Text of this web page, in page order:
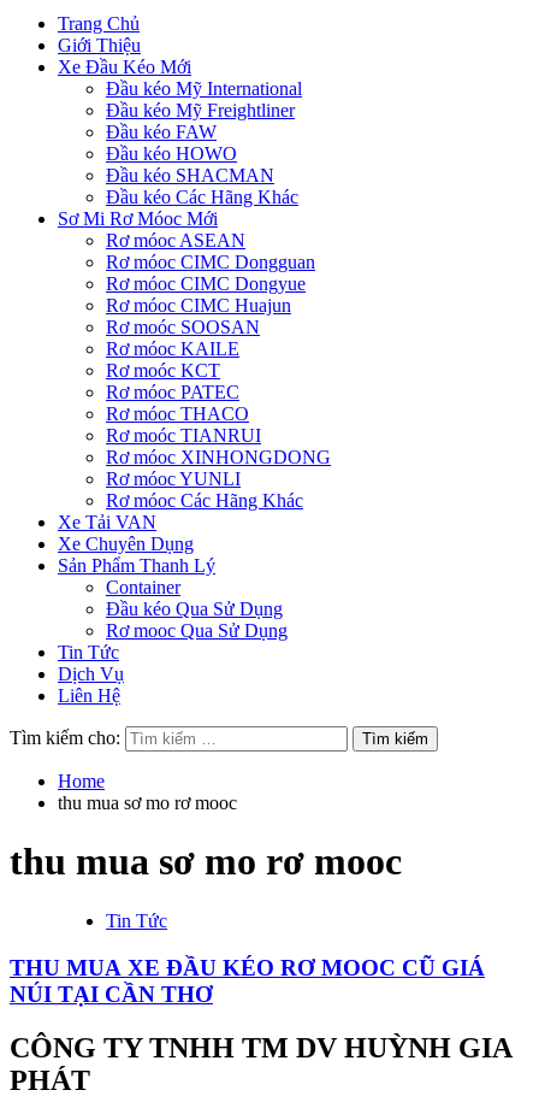
Trang Chủ
Giới Thiệu
Xe Đầu Kéo Mới
Đầu kéo Mỹ International
Đầu kéo Mỹ Freightliner
Đầu kéo FAW
Đầu kéo HOWO
Đầu kéo SHACMAN
Đầu kéo Các Hãng Khác
Sơ Mi Rơ Móoc Mới
Rơ móoc ASEAN
Rơ móoc CIMC Dongguan
Rơ móoc CIMC Dongyue
Rơ móoc CIMC Huajun
Rơ moóc SOOSAN
Rơ móoc KAILE
Rơ moóc KCT
Rơ móoc PATEC
Rơ móoc THACO
Rơ moóc TIANRUI
Rơ móoc XINHONGDONG
Rơ móoc YUNLI
Rơ móoc Các Hãng Khác
Xe Tải VAN
Xe Chuyên Dụng
Sản Phẩm Thanh Lý
Container
Đầu kéo Qua Sử Dụng
Rơ mooc Qua Sử Dụng
Tin Tức
Dịch Vụ
Liên Hệ
Tìm kiếm cho:
Home
thu mua sơ mo rơ mooc
thu mua sơ mo rơ mooc
Tin Tức
THU MUA XE ĐẦU KÉO RƠ MOOC CŨ GIÁ
NÚI TẠI CẦN THƠ
CÔNG TY TNHH TM DV HUỲNH GIA
PHÁT